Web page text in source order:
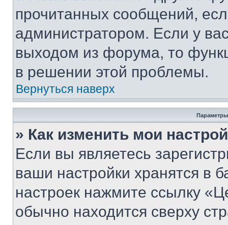
прочитанных сообщений,
администратором. Если у
выходом из форума, то
в решении этой проблемы.
Вернуться наверх
Параметры
» Как изменить мои
Если вы являетесь
ваши настройки хранятся в
настроек нажмите ссылку
обычно находится сверху